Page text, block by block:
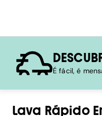
É fácil, é
Lava Rápido